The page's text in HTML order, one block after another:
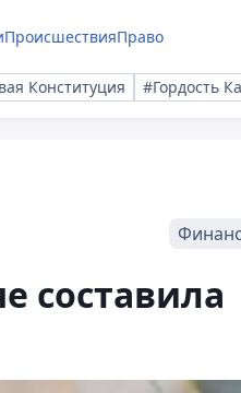
ПроисшествияПраво
Конституция #Гордость
составила